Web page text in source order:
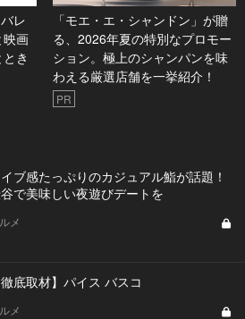
レ
映画
き
「モエ・エ・シャンドン」が贈
る、2026年夏の特別なプロモー
ション。極上のシャンパンを味
わえる厳選店舗を一挙紹介！
PR
ブ感たっぷりのカジュアル鮨が話題！
で美味しい夜遊びデートを
メ
徹底取材】パイス バスコ
メ